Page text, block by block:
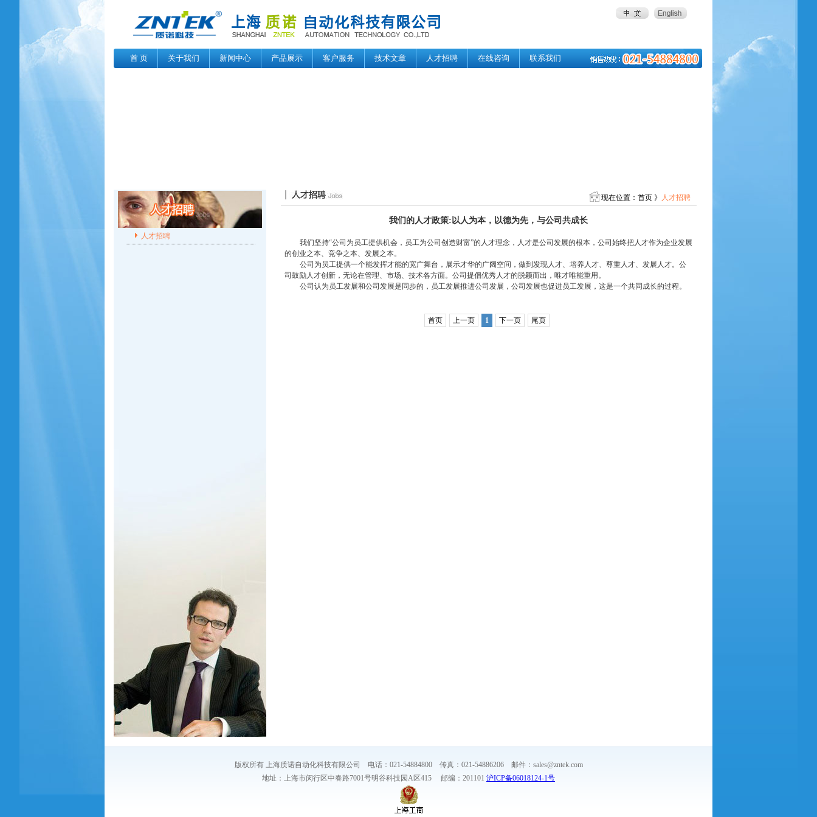
首 页 关于我们 新闻中心 产品展示 客户服务 技术文章 人才招聘 在线咨询 联系我们
人才招聘
现在位置：首页 》 人才招聘
我们的人才政策:以人为本，以德为先，与公司共成长
我们坚持“公司为员工提供机会，员工为公司创造财富”的人才理念，人才是公司发展的根本，公司始终把人才作为企业发展
的创业之本、竞争之本、发展之本。
公司为员工提供一个能发挥才能的宽广舞台，展示才华的广阔空间，做到发现人才、培养人才、尊重人才、发展人才。公
司鼓励人才创新，无论在管理、市场、技术各方面。公司提倡优秀人才的脱颖而出，唯才唯能重用。
公司认为员工发展和公司发展是同步的，员工发展推进公司发展，公司发展也促进员工发展，这是一个共同成长的过程。
首页 上一页 1 下一页 尾页
版权所有 上海质诺自动化科技有限公司 电话：021-54884800 传真：021-54886206 邮件：sales@zntek.com
地址：上海市闵行区中春路7001号明谷科技园A区415 邮编：201101 沪ICP备06018124-1号